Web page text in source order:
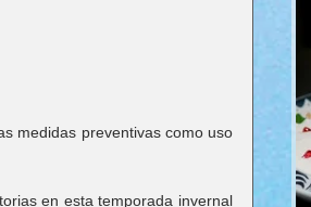
medidas preventivas como uso
en esta temporada invernal